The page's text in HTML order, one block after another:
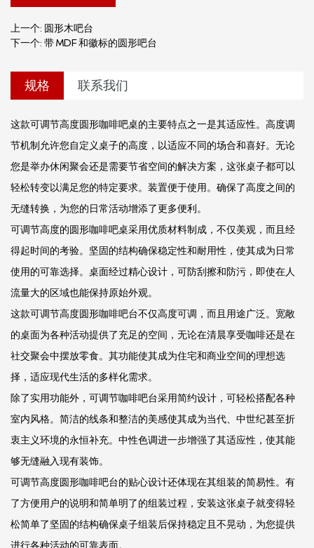
上一个: 圆形木吧台
下一个: 带 MDF 和徽标的圆形吧台
规格 联系我们
这款可调节高度圆形咖啡吧桌的主要特点之一是其适应性。高度调
节机制允许您自定义桌子的高度，以适应不同的场合和喜好。无论
您是举办休闲聚会还是需要节省空间的解决方案，这张桌子都可以
轻松转变以满足您的特定要求。装置便于使用。确保了高度之间的
无缝转换，为您的日常活动增添了更多便利。
可调节高度的圆形咖啡吧桌采用优质材料制成，不仅美观，而且经
得起时间的考验。坚固的结构确保稳定性和耐用性，使其成为日常
使用的可靠选择。桌面经过精心设计，可防刮擦和防污，即使在人
流量大的区域也能保持原始外观。
这款可调节高度圆形咖啡吧台不仅高度可调，而且用途广泛。宽敞
的桌面为各种活动提供了充足的空间，无论在清晨享受咖啡还是在
社交聚会中摆放零食。其功能使其成为住宅和商业空间的理想选
择，适应现代生活的多样化需求。
除了实用功能外，可调节咖啡吧台采用简约设计，可轻松搭配各种
室内风格。简洁的线条和整洁的美感使其成为当代、中世纪甚至折
衷主义环境的永恒补充。中性色调进一步增强了其适应性，使其能
够无缝融入现有装饰。
可调节高度圆形咖啡吧台的贴心设计还体现在其组装的简易性。有
了方便用户的说明和简单明了的组装过程，安装这张桌子就变得轻
松简单了坚固的结构确保桌子组装后保持稳定且不晃动，为您提供
进行各种活动的可靠表面。